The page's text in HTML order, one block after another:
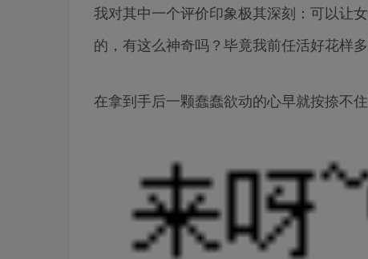
我对其中一个评价印象极其深刻：可以让
的，有这么神奇吗？毕竟我前任活好花样
在拿到手后一颗蠢蠢欲动的心早就按捺不